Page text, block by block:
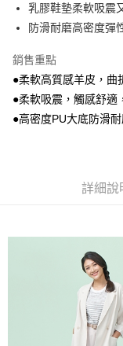
乳膠鞋墊柔軟吸震
防滑耐磨高密度彈
銷售重點
●柔軟高質感羊皮，曲
●柔軟吸震，觸感舒適
●高密度PU大底防滑
詳細說